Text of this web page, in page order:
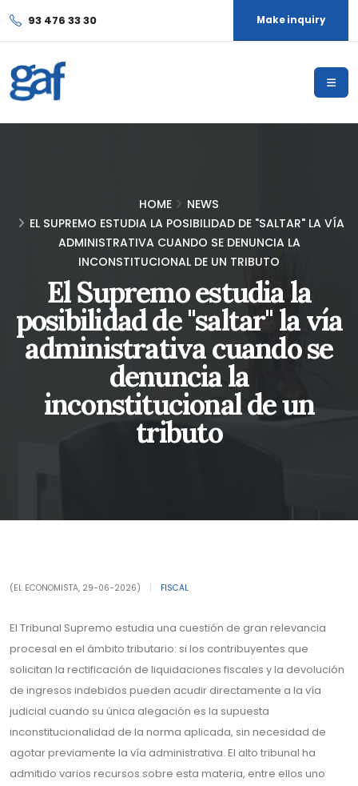
93 476 33 30 Make inquiry
HOME
NEWS
EL SUPREMO ESTUDIA LA POSIBILIDAD DE "SALTAR" LA VÍA
ADMINISTRATIVA CUANDO SE DENUNCIA LA
INCONSTITUCIONAL DE UN TRIBUTO
El Supremo estudia la
posibilidad de "saltar" la vía
administrativa cuando se
denuncia la
inconstitucional de un
tributo
(EL ECONOMISTA, 29-06-2026) FISCAL
El Tribunal Supremo estudia una cuestión de gran relevancia
procesal en el ámbito tributario: si los contribuyentes que
solicitan la rectificación de liquidaciones fiscales y la devolución
de ingresos indebidos pueden acudir directamente a la vía
judicial cuando su única alegación es la supuesta
inconstitucionalidad de la norma aplicada, sin necesidad de
agotar previamente la vía administrativa. El alto tribunal ha
admitido varios recursos sobre esta materia, entre ellos uno